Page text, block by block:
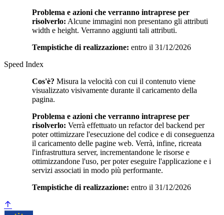
Problema e azioni che verranno intraprese per
risolverlo: Alcune immagini non presentano gli attributi
width e height. Verranno aggiunti tali attributi.
Tempistiche di realizzazione: entro il 31/12/2026
Speed Index
Cos'è? Misura la velocità con cui il contenuto viene
visualizzato visivamente durante il caricamento della
pagina.
Problema e azioni che verranno intraprese per
risolverlo: Verrà effettuato un refactor del backend per
poter ottimizzare l'esecuzione del codice e di conseguenza
il caricamento delle pagine web. Verrà, infine, ricreata
l'infrastruttura server, incrementandone le risorse e
ottimizzandone l'uso, per poter eseguire l'applicazione e i
servizi associati in modo più performante.
Tempistiche di realizzazione: entro il 31/12/2026